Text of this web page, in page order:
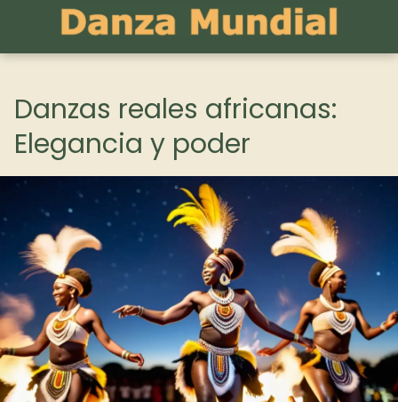
Danzas reales africanas:
Elegancia y poder